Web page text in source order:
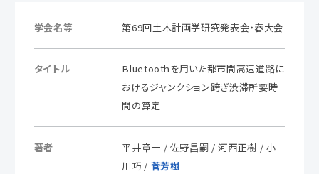
学会名等 第69回土木計画学研究発表会・春大会
タイトル
Bluetoothを用いた都市間高速道路に
おけるジャンクション跨ぎ渋滞所要時
間の算定
著者
平井章一 / 佐野昌嗣 / 河西正樹 / 小
川巧 / 菅芳樹